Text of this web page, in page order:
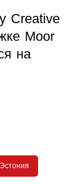
Creative
Moor
на
Эстония